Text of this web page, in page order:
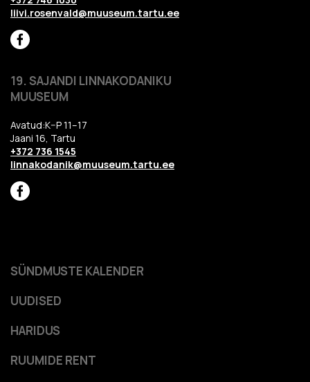
liivi.rosenvald@muuseum.tartu.ee
19. SAJANDI LINNAKODANIKU
MUUSEUM
Avatud:K–P 11–17
Jaani 16, Tartu
+372 736 1545
linnakodanik@muuseum.tartu.ee
HARIDUS
RUUMIDE RENT
SÜNDMUSTE KALENDER
UUDISED